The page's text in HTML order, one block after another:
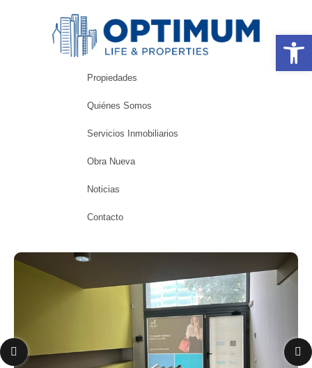
Abrir
Propiedades
Quiénes Somos
Servicios Inmobiliarios
Obra Nueva
Noticias
Contacto